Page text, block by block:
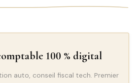
100 % digital
auto, conseil fiscal tech. Premier